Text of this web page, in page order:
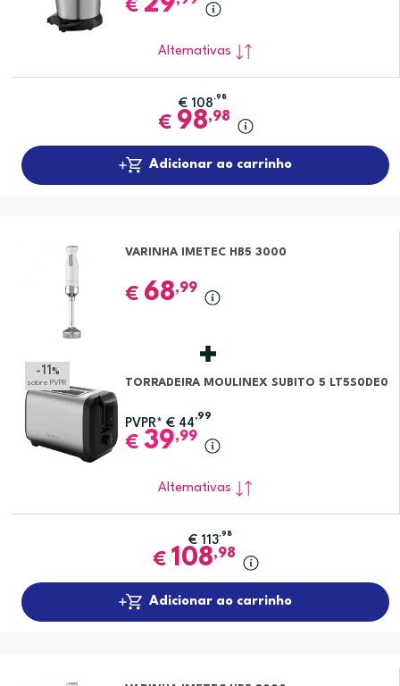
€
Alternativas
€ 108,98
€ 98,98
Adicionar ao carrinho
VARINHA IMETEC HB5 3000
€ 68,99
-11 %
sobre PVPR TORRADEIRA MOULINEX SUBITO 5 LT5S0DE0
PVPR* € 44
,99
€ 39,99
Alternativas
€ 113,98
€ 108,98
Adicionar ao carrinho